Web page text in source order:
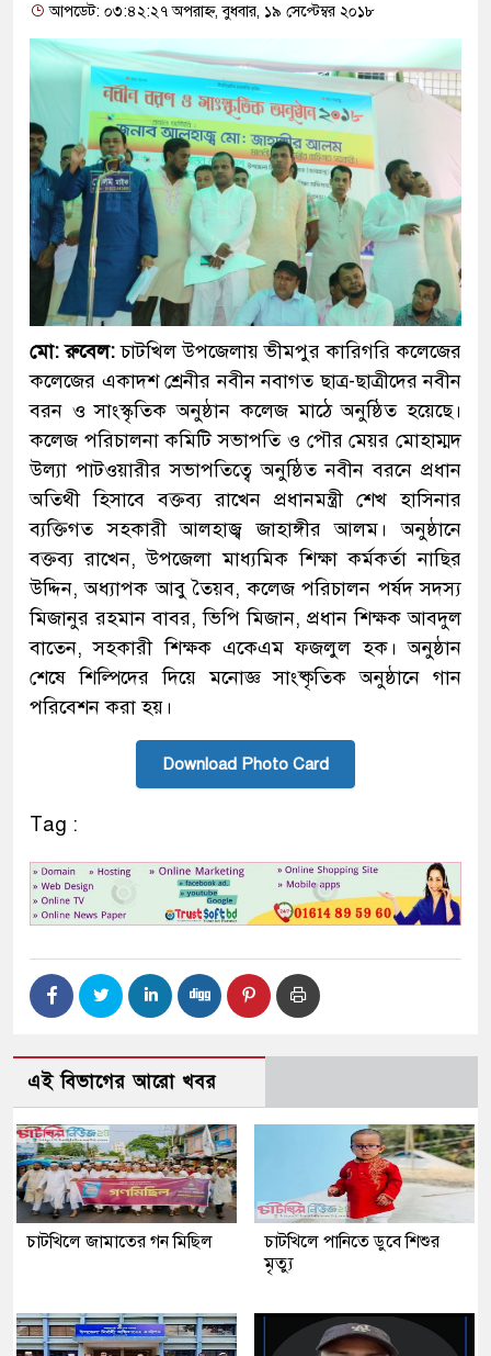
আপডেট: ০৩:৪২:২৭ অপরাহ্ন, বুধবার, ১৯ সেপ্টেম্বর ২০১৮
মো: রুবেল:চাটখিল উপজেলায় ভীমপুর কারিগরি কলেজের
কলেজের একাদশ শ্রেনীর নবীন নবাগত ছাত্র-ছাত্রীদের নবীন
বরন ও সাংস্কৃতিক অনুষ্ঠান কলেজ মাঠে অনুষ্ঠিত হয়েছে।
কলেজ পরিচালনা কমিটি সভাপতি ও পৌর মেয়র মোহাম্মদ
উল্যা পাটওয়ারীর সভাপতিত্বে অনুষ্ঠিত নবীন বরনে প্রধান
অতিথী হিসাবে বক্তব্য রাখেন প্রধানমন্ত্রী শেখ হাসিনার
ব্যক্তিগত সহকারী আলহাজ্ব জাহাঙ্গীর আলম। অনুষ্ঠানে
বক্তব্য রাখেন, উপজেলা মাধ্যমিক শিক্ষা কর্মকর্তা নাছির
উদ্দিন, অধ্যাপক আবু তৈয়ব, কলেজ পরিচালন পর্ষদ সদস্য
মিজানুর রহমান বাবর, ভিপি মিজান, প্রধান শিক্ষক আবদুল
বাতেন, সহকারী শিক্ষক একেএম ফজলুল হক। অনুষ্ঠান
শেষে শিল্পিদের দিয়ে মনোজ্ঞ সাংষ্কৃতিক অনুষ্ঠানে গান
পরিবেশন করা হয়।
Download Photo Card
Tag :
এই বিভাগের আরো খবর
চাটখিলে জামাতের গন মিছিল
চাটখিলে পানিতে ডুবে শিশুর
মৃত্যু